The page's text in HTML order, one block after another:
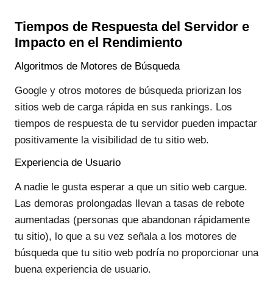
Tiempos de Respuesta del Servidor e
Impacto en el Rendimiento
Algoritmos de Motores de Búsqueda
Google y otros motores de búsqueda priorizan los
sitios web de carga rápida en sus rankings. Los
tiempos de respuesta de tu servidor pueden impactar
positivamente la visibilidad de tu sitio web.
Experiencia de Usuario
A nadie le gusta esperar a que un sitio web cargue.
Las demoras prolongadas llevan a tasas de rebote
aumentadas (personas que abandonan rápidamente
tu sitio), lo que a su vez señala a los motores de
búsqueda que tu sitio web podría no proporcionar una
buena experiencia de usuario.